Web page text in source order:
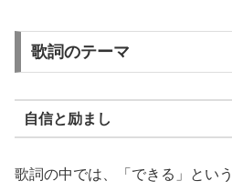
歌詞のテーマ
自信と励まし
歌詞の中では、「できる」とい